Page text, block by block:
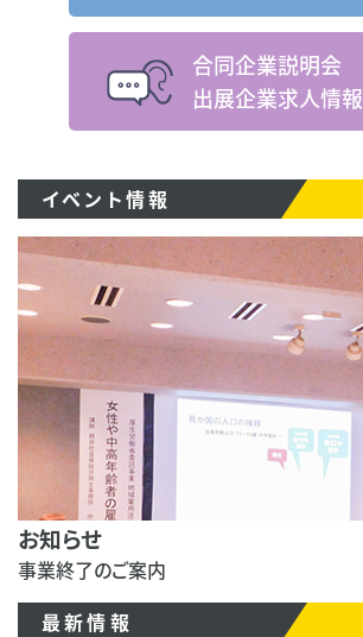
合同企業説明会
出展企業求人情報
イベント情報
お知らせ
事業終了のご案内
最新情報